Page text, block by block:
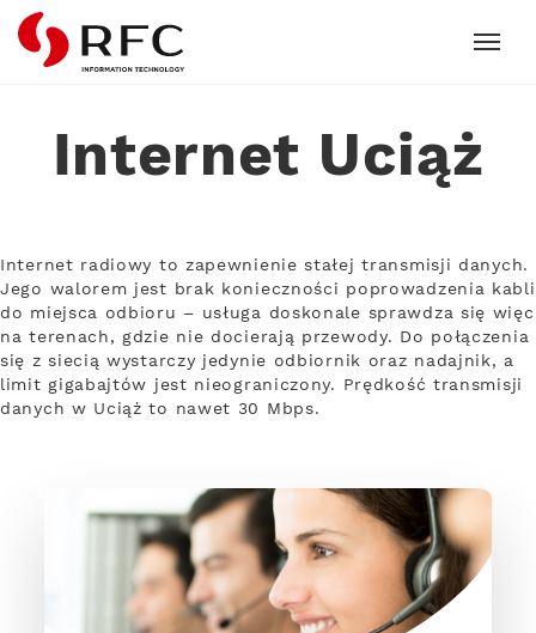
RFC
Internet Uciąż
Internet radiowy to zapewnienie stałej transmisji danych.
Jego walorem jest brak konieczności poprowadzenia kabli
do miejsca odbioru – usługa doskonale sprawdza się więc
na terenach, gdzie nie docierają przewody. Do połączenia
się z siecią wystarczy jedynie odbiornik oraz nadajnik, a
limit gigabajtów jest nieograniczony. Prędkość transmisji
danych w Uciąż to nawet 30 Mbps.